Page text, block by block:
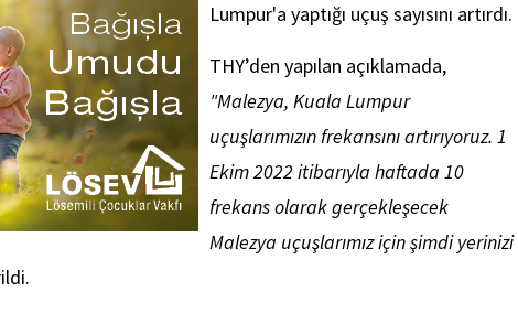
Lumpur'a yaptığı uçuş sayısını artırdı.
THY’den yapılan açıklamada,
"Malezya, Kuala Lumpur
uçuşlarımızın frekansını artırıyoruz. 1
Ekim 2022 itibarıyla haftada 10
frekans olarak gerçekleşecek
Malezya uçuşlarımız için şimdi yerinizi